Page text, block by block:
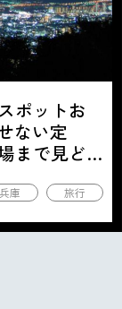
ポットお
ない定
まで見ど
兵庫 旅行